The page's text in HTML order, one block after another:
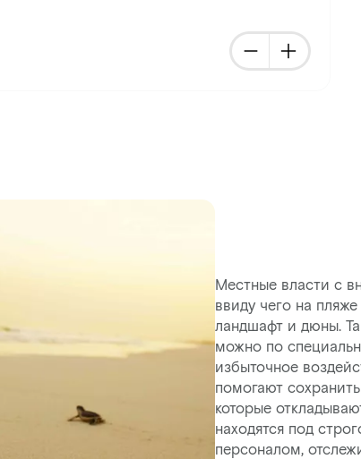
Местные власти с
ввиду чего на
ландшафт и дюны.
можно по
избыточное
помогают
которые
находятся под
персоналом,